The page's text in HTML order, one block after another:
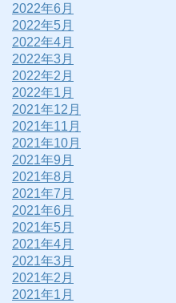
2022年6月
2022年5月
2022年4月
2022年3月
2022年2月
2022年1月
2021年12月
2021年11月
2021年10月
2021年9月
2021年8月
2021年7月
2021年6月
2021年5月
2021年4月
2021年3月
2021年2月
2021年1月